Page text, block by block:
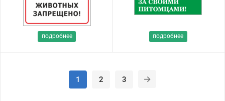
подробнее подробнее
1 2 3